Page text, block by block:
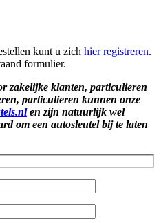
kunt u zich hier registreren.
formulier.
zakelijke klanten, particulieren
particulieren kunnen onze
en zijn natuurlijk wel
om een autosleutel bij te laten